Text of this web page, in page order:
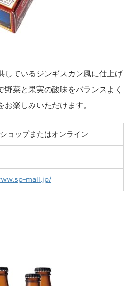
しているジンギスカン風に仕上げ
野菜と果実の酸味をバランスよく
楽しみいただけます。
ョップまたはオンライン
mall.jp/